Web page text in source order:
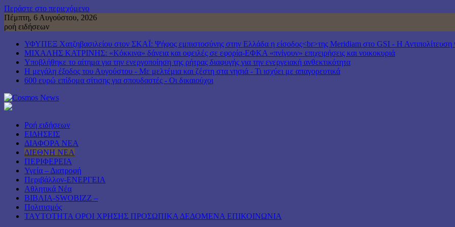
Περάστε στο περιεχόμενο
Πέμπτη, 6 Αυγούστου, 2026
ροή ειδήσεων
ΥΦΥΠΕΞ Χατζηβασιλείου στον ΣΚΑΪ: Ψήφος εμπιστοσύνης στην Ελλάδα η είσοδος<br>της Meridiam στο GSI - Η Αντιπολίτευση
ΜΙΧΑΛΗΣ ΚΑΤΡΙΝΗΣ: «Κόκκινα» δάνεια και οφειλές σε εφορία-ΕΦΚΑ «πνίγουν» επιχειρήσεις και νοικοκυριά
Υποβλήθηκε το αίτημα για την ενεργοποίηση της ρήτρας διαφυγής για την ενεργειακή ανθεκτικότητα
Η μεγάλη έξοδος του Αυγούστου - Με μελτέμια και ζέστη στα νησιά - Τι ισχύει με απαγορευτικά
600 ευρώ επίδομα σίτισης για σπουδαστές - Οι δικαιούχοι
Ροή ειδήσεων
ΕΙΔΗΣΕΙΣ
ΔΙΑΦΟΡΑ ΝΕΑ
ΔΙΕΘΝΗ ΝΕΑ
ΠΕΡΙΦΕΡΕΙΑ
Υγεία – Διατροφή
Περιβάλλον-ΕΝΕΡΓΕΙΑ
Αθλητικά Νέα
ΒΙΒΛΙΑ-SWOBIZZ –
Πολιτισμός
TAYTOTHTA ΟΡΟΙ ΧΡΗΣΗΣ ΠΡΟΣΩΠΙΚΑ ΔΕΔΟΜΕΝΑ ΕΠΙΚΟΙΝΩΝΙΑ